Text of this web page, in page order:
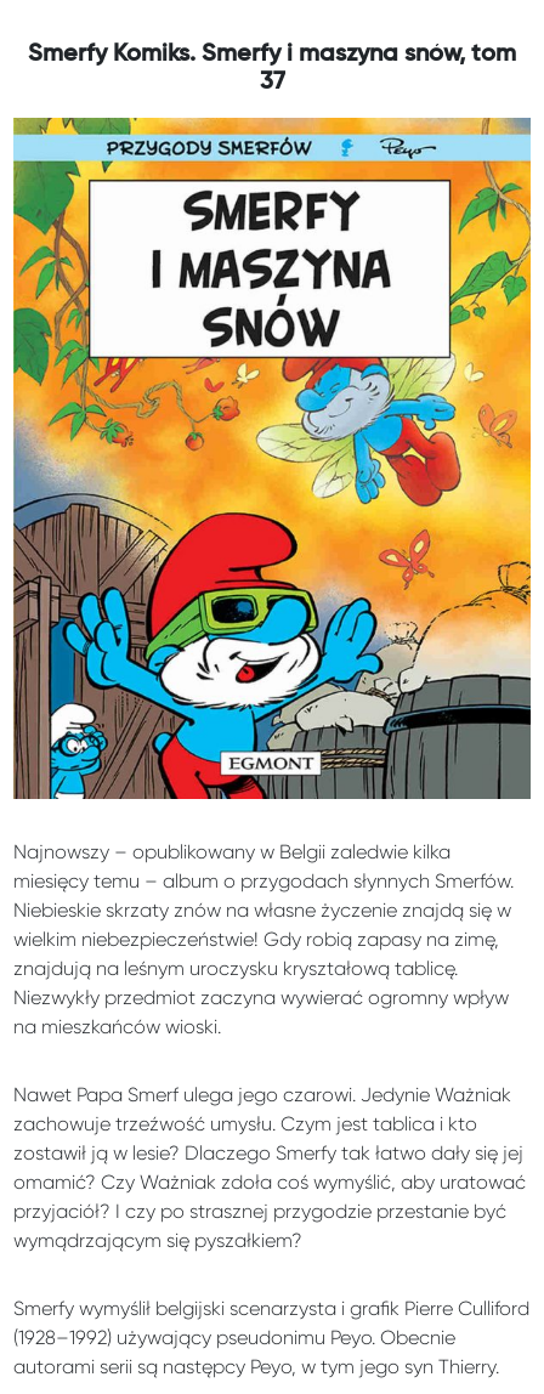
Smerfy Komiks. Smerfy i maszyna snów, tom
37
Najnowszy – opublikowany w Belgii zaledwie kilka
miesięcy temu – album o przygodach słynnych Smerfów.
Niebieskie skrzaty znów na własne życzenie znajdą się w
wielkim niebezpieczeństwie! Gdy robią zapasy na zimę,
znajdują na leśnym uroczysku kryształową tablicę.
Niezwykły przedmiot zaczyna wywierać ogromny wpływ
na mieszkańców wioski.
Nawet Papa Smerf ulega jego czarowi. Jedynie Ważniak
zachowuje trzeźwość umysłu. Czym jest tablica i kto
zostawił ją w lesie? Dlaczego Smerfy tak łatwo dały się jej
omamić? Czy Ważniak zdoła coś wymyślić, aby uratować
przyjaciół? I czy po strasznej przygodzie przestanie być
wymądrzającym się pyszałkiem?
Smerfy wymyślił belgijski scenarzysta i grafik Pierre Culliford
(1928–1992) używający pseudonimu Peyo. Obecnie
autorami serii są następcy Peyo, w tym jego syn Thierry.